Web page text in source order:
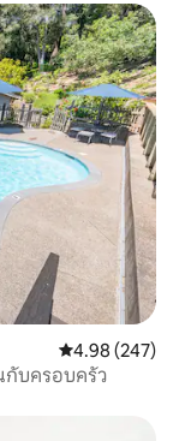
คะแนนเฉลี่ย
4.98 (247)
กับครอบครัว